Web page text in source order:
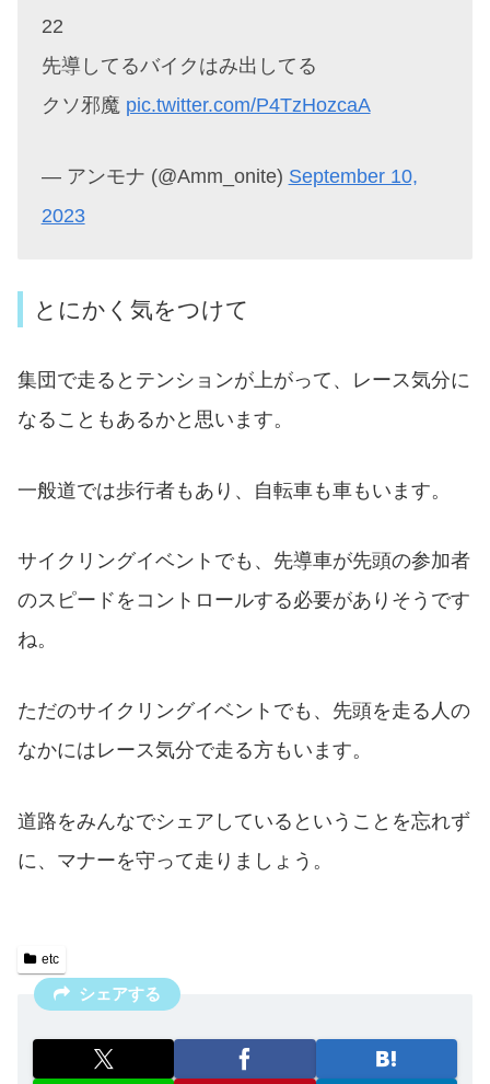
22
先導してるバイクはみ出してる
クソ邪魔 pic.twitter.com/P4TzHozcaA
— アンモナ (@Amm_onite) September 10,
2023
とにかく気をつけて
集団で走るとテンションが上がって、レース気分に
なることもあるかと思います。
一般道では歩行者もあり、自転車も車もいます。
サイクリングイベントでも、先導車が先頭の参加者
のスピードをコントロールする必要がありそうです
ね。
ただのサイクリングイベントでも、先頭を走る人の
なかにはレース気分で走る方もいます。
道路をみんなでシェアしているということを忘れず
に、マナーを守って走りましょう。
etc
シェアする